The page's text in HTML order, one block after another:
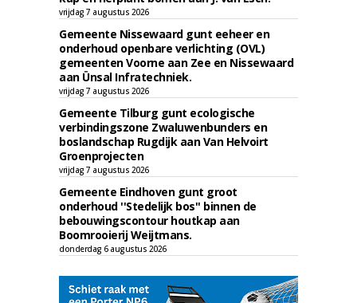
vrijdag 7 augustus 2026
Gemeente Nissewaard gunt eeheer en
onderhoud openbare verlichting (OVL)
gemeenten Voorne aan Zee en Nissewaard
aan Ünsal Infratechniek.
vrijdag 7 augustus 2026
Gemeente Tilburg gunt ecologische
verbindingszone Zwaluwenbunders en
boslandschap Rugdijk aan Van Helvoirt
Groenprojecten
vrijdag 7 augustus 2026
Gemeente Eindhoven gunt groot
onderhoud ''Stedelijk bos'' binnen de
bebouwingscontour houtkap aan
Boomrooierij Weijtmans.
donderdag 6 augustus 2026